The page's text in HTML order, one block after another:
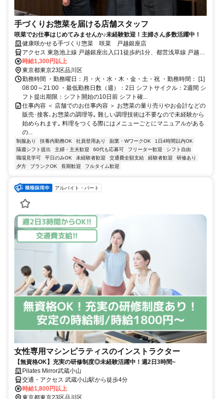
手づくりお惣菜を届ける店舗スタッフ
咲菜でお仕事はじめてみませんか♪未経験歓迎！主婦さん多数活躍中！
健康咲かせる手づくり惣菜 咲菜 戸越銀座店
アクセス 東急池上線 戸越銀座出入口1徒歩約1分、都営浅草線 戸越A3
口徒歩約2分、東急池上線 荏原中延徒歩約10分 東急池上線「戸越銀
座」駅 下車すぐ
時給1,300円以上
東京都東京23区品川区
勤務時間 ・勤務曜日：月・火・水・木・金・土・祝 ・勤務時間： [1]
08:00～21:00 ・最低勤務日数（週）：2日 シフトサイクル：2週間 シ
フト提出期限：シフト開始の10日前 シフト確...
仕事内容 ＜ 店舗でのお仕事内容 ＞ お惣菜の量り売りやお会計などの
販売･接客､お惣菜の調理等｡ 難しい調理技術は不要なので未経験から
始められます｡ 料理をつくる際にはメニューごとにマニュアルがある
の...
制服あり 扶養内勤務OK 社員登用あり 副業・WワークOK
1日4時間以内OK
隔週シフト提出
主婦・主夫歓迎 60代も応募可 フリーター歓迎
シフト自由
職場見学可
平日のみOK 未経験者歓迎 交通費全額支給 経験者歓迎
研修あり
夕方
ブランクOK 長期歓迎 フルタイム歓迎
アルバイト・パート
女性専用マシンピラティスのインストラクター
【無資格OK】充実の研修制度◎未経験活躍中！週2日3時間~
Pilates Mirror武蔵小山
交通・アクセス 武蔵小山駅から徒歩4分
時給1,800円以上
東京都東京23区品川区